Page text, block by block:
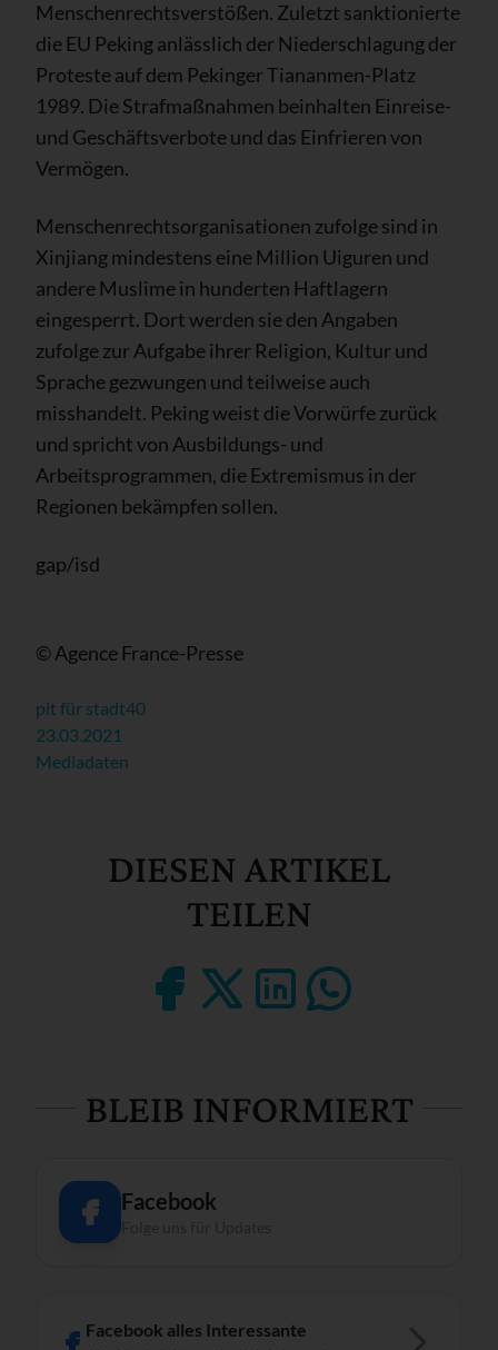
Menschenrechtsverstößen. Zuletzt sanktionierte
die EU Peking anlässlich der Niederschlagung der
Proteste auf dem Pekinger Tiananmen-Platz
1989. Die Strafmaßnahmen beinhalten Einreise-
und Geschäftsverbote und das Einfrieren von
Vermögen.
Menschenrechtsorganisationen zufolge sind in
Xinjiang mindestens eine Million Uiguren und
andere Muslime in hunderten Haftlagern
eingesperrt. Dort werden sie den Angaben
zufolge zur Aufgabe ihrer Religion, Kultur und
Sprache gezwungen und teilweise auch
misshandelt. Peking weist die Vorwürfe zurück
und spricht von Ausbildungs- und
Arbeitsprogrammen, die Extremismus in der
Regionen bekämpfen sollen.
gap/isd
© Agence France-Presse
pit für stadt40
23.03.2021
Mediadaten
DIESEN ARTIKEL
TEILEN
BLEIB INFORMIERT
Facebook
Facebook alles Interessante